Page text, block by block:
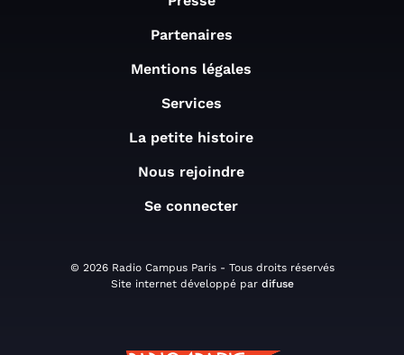
Partenaires
Mentions légales
Services
La petite histoire
Nous rejoindre
Se connecter
© 2026 Radio Campus Paris - Tous droits réservés
Site internet développé par difuse